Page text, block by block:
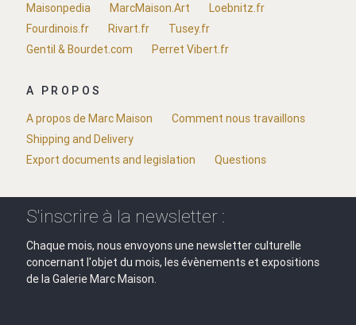
Maisonpedia
MarcMaison.Art
Loebnitz.fr
Fourdinois.fr
Rivart.fr
Tusey.fr
Gentil & Bourdet.com
Perret Vibert.fr
A PROPOS
A propos de Marc Maison
Comment nous travaillons
Shipping and Delivery
Export documents and legislation
Questions
S'inscrire à la newsletter :
Chaque mois, nous envoyons une newsletter culturelle
concernant l'objet du mois, les évènements et expositions
de la Galerie Marc Maison.